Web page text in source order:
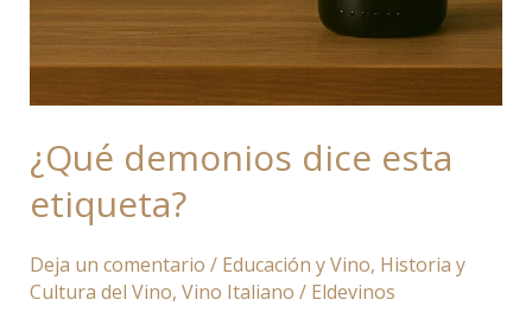
¿Qué demonios dice esta
etiqueta?
Deja un comentario / Educación y Vino, Historia y
Cultura del Vino, Vino Italiano / Eldevinos